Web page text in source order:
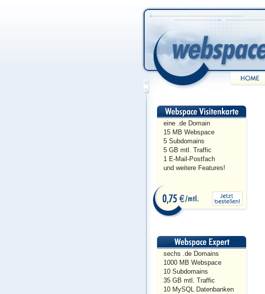
eine .de Domain
15 MB Webspace
5 Subdomains
5 GB mtl. Traffic
1 E-Mail-Postfach
und weitere Features!
sechs .de Domains
1000 MB Webspace
10 Subdomains
35 GB mtl. Traffic
10 MySQL Datenbanken